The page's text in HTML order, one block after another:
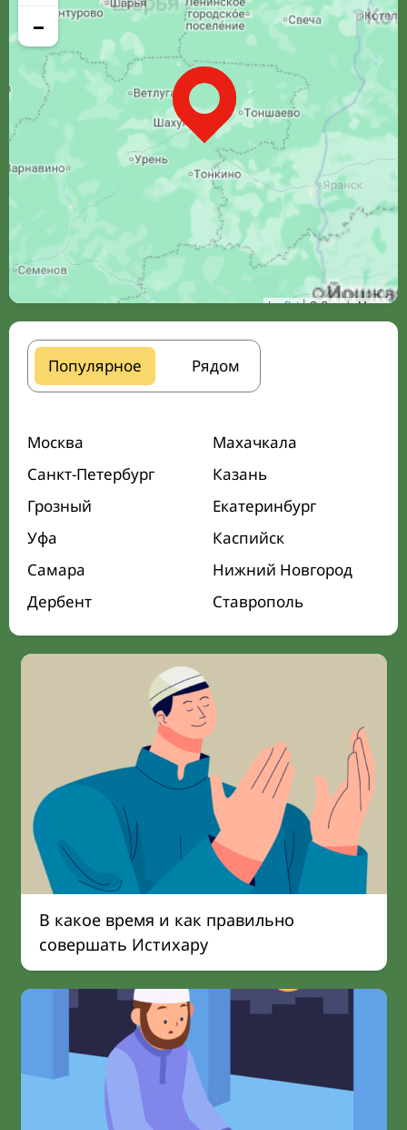
−
Leaflet| © Google Maps
Популярное Рядом
Москва
Махачкала
Санкт-Петербург
Казань
Грозный
Екатеринбург
Уфа
Каспийск
Самара
Нижний Новгород
Дербент
Ставрополь
В какое время и как правильно
совершать Истихару